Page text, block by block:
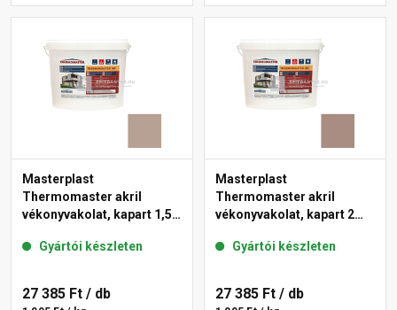
Masterplast
Thermomaster akril
vékonyvakolat, kapart 1,5
Gyártói készleten
27 385 Ft / db
Masterplast
Thermomaster akril
vékonyvakolat, kapart 2
Gyártói készleten
27 385 Ft / db